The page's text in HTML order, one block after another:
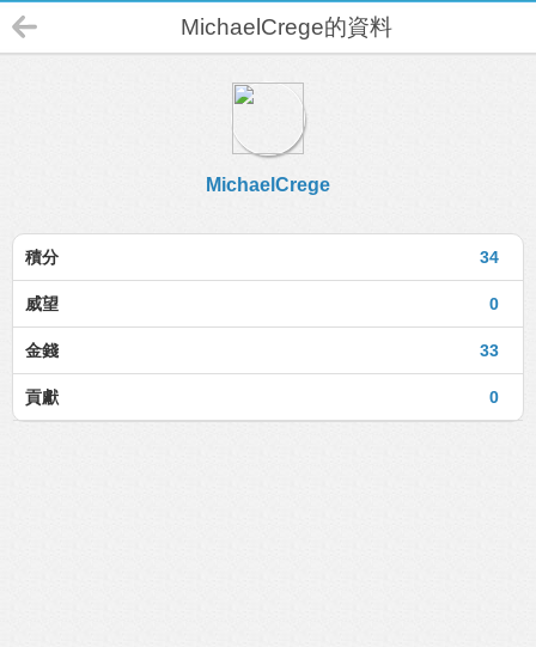
MichaelCrege的資料
MichaelCrege
34
積分
0
威望
33
金錢
0
貢獻